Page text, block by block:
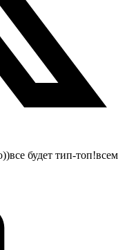
будет тип-топ!всем